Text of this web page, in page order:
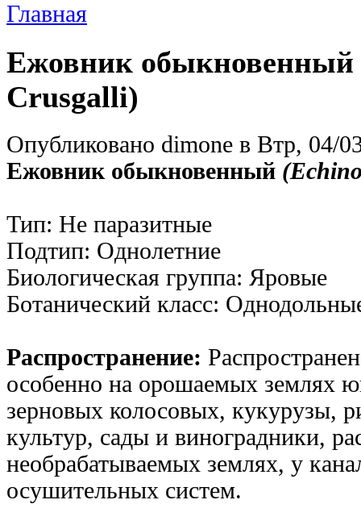
Главная
Ежовник обыкновенный
Crusgalli)
Опубликовано dimone в Втр, 04/
Ежовник обыкновенный
Тип: Не паразитные
Подтип: Однолетние
Биологическая группа: Яровые
Ботанический класс:
Распространение:
особенно на орошаемых землях
зерновых колосовых, кукурузы,
культур, сады и виноградники,
необрабатываемых землях, у
осушительных систем.